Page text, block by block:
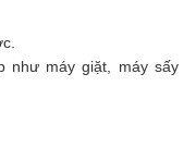
như máy giặt, máy sấy